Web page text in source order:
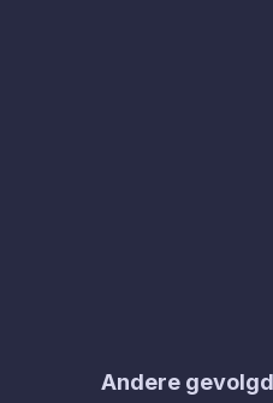
Andere